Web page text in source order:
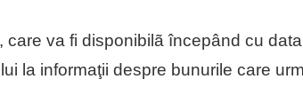
care va fi disponibilã începând cu
la informaţii despre bunurile care